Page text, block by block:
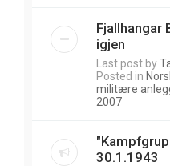
Fjallhangar
igjen
Last post by
Posted in
militære
2007
30.1.1943